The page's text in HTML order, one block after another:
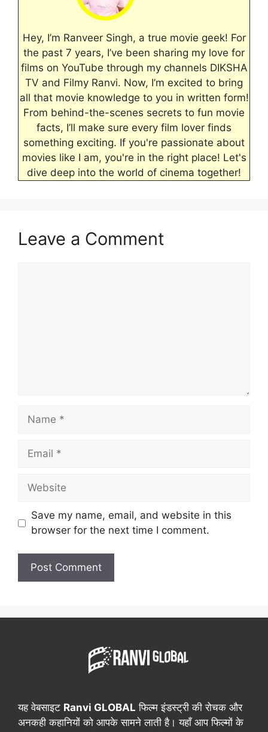
Hey, I’m Ranveer Singh, a true movie geek! For
the past 7 years, I’ve been sharing my love for
films on YouTube through my channels DIKSHA
TV and Filmy Ranvi. Now, I’m excited to bring
all that movie knowledge to you in written form!
From behind-the-scenes secrets to fun movie
facts, I’ll make sure every film lover finds
something exciting. If you're passionate about
movies like I am, you're in the right place! Let's
dive deep into the world of cinema together!
Leave a Comment
Name
Email
Website
Save my name, email, and website in this
browser for the next time I comment.
यह वेबसाइट Ranvi GLOBAL फिल्म इंडस्ट्री की रोचक और
अनकही कहानियों को आपके सामने लाती है। यहाँ आप फिल्मों के